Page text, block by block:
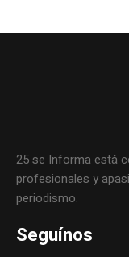
25 se Informa está
profesionales y
periodismo.
Seguínos